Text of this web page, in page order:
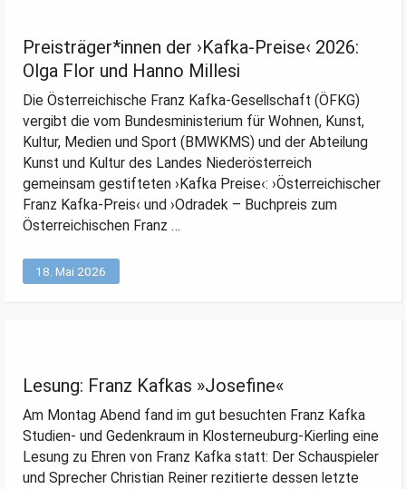
Preisträger*innen der ›Kafka-Preise‹ 2026:
Olga Flor und Hanno Millesi
Die Österreichische Franz Kafka-Gesellschaft (ÖFKG)
vergibt die vom Bundesministerium für Wohnen, Kunst,
Kultur, Medien und Sport (BMWKMS) und der Abteilung
Kunst und Kultur des Landes Niederösterreich
gemeinsam gestifteten ›Kafka Preise‹: ›Österreichischer
Franz Kafka-Preis‹ und ›Odradek – Buchpreis zum
Österreichischen Franz …
18. Mai 2026
Lesung: Franz Kafkas »Josefine«
Am Montag Abend fand im gut besuchten Franz Kafka
Studien- und Gedenkraum in Klosterneuburg-Kierling eine
Lesung zu Ehren von Franz Kafka statt: Der Schauspieler
und Sprecher Christian Reiner rezitierte dessen letzte